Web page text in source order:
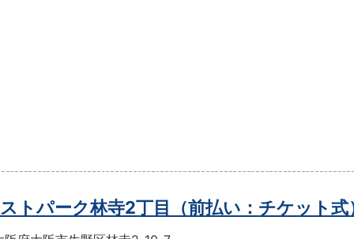
トパーク林寺2丁目（前払い：チケット式